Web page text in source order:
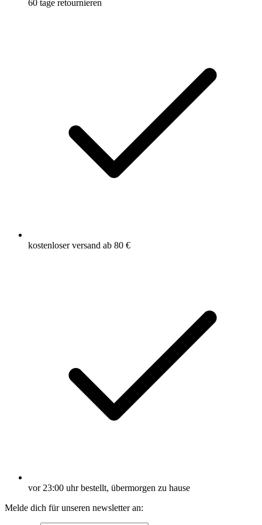
60 tage retournieren
kostenloser versand ab 80 €
vor 23:00 uhr bestellt, übermorgen zu hause
Melde dich für unseren newsletter an: